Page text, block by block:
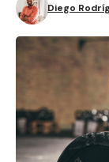
Diego